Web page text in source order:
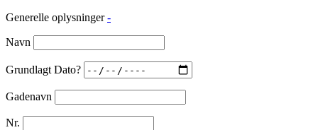
Generelle oplysninger -
Navn
Grundlagt Dato?
Gadenavn
Nr.